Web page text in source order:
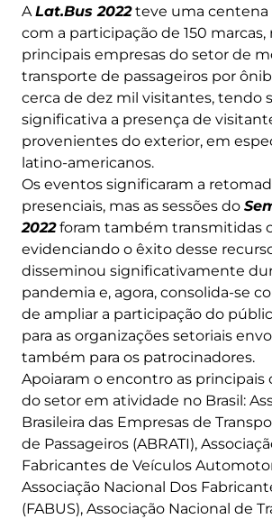
ALat.Bus 2022teve uma centena
com a participação de 150
principais empresas do setor de
transporte de passageiros por
cerca de dez mil visitantes, tendo
significativa a presença de
provenientes do exterior, em
latino-americanos.
Os eventos significaram a
presenciais, mas as sessões do
2022foram também transmitidas
evidenciando o êxito desse
disseminou significativamente
pandemia e, agora, consolida-se
de ampliar a participação do
para as organizações setoriais
também para os patrocinadores.
Apoiaram o encontro as principais
do setor em atividade no Brasil:
Brasileira das Empresas de
de Passageiros (ABRATI),
Fabricantes de Veículos
Associação Nacional Dos
(FABUS), Associação Nacional de